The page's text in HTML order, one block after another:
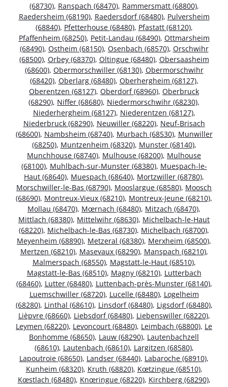
(68730), Ranspach (68470), Rammersmatt (68800),
Raedersheim (68190), Raedersdorf (68480), Pulversheim
(68840), Pfetterhouse (68480), Pfastatt (68120),
Pfaffenheim (68250), Petit-Landau (68490), Ottmarsheim
(68490), Ostheim (68150), Osenbach (68570), Orschwihr
(68500), Orbey (68370), Oltingue (68480), Obersaasheim
(68600), Obermorschwiller (68130), Obermorschwihr
(68420), Oberlarg (68480), Oberhergheim (68127),
Oberentzen (68127), Oberdorf (68960), Oberbruck
(68290), Niffer (68680), Niedermorschwihr (68230),
Niederhergheim (68127), Niederentzen (68127),
Niederbruck (68290), Neuwiller (68220), Neuf-Brisach
(68600), Nambsheim (68740), Murbach (68530), Munwiller
(68250), Muntzenheim (68320), Munster (68140),
Munchhouse (68740), Mulhouse (68200), Mulhouse
(68100), Muhlbach-sur-Munster (68380), Muespach-le-
Haut (68640), Muespach (68640), Mortzwiller (68780),
Morschwiller-le-Bas (68790), Mooslargue (68580), Moosch
(68690), Montreux-Vieux (68210), Montreux-Jeune (68210),
Mollau (68470), Mœrnach (68480), Mitzach (68470),
Mittlach (68380), Mittelwihr (68630), Michelbach-le-Haut
(68220), Michelbach-le-Bas (68730), Michelbach (68700),
Meyenheim (68890), Metzeral (68380), Merxheim (68500),
Mertzen (68210), Masevaux (68290), Manspach (68210),
Malmerspach (68550), Magstatt-le-Haut (68510),
Magstatt-le-Bas (68510), Magny (68210), Lutterbach
(68460), Lutter (68480), Luttenbach-près-Munster (68140),
Luemschwiller (68720), Lucelle (68480), Logelheim
(68280), Linthal (68610), Linsdorf (68480), Ligsdorf (68480),
Lièpvre (68660), Liebsdorf (68480), Liebenswiller (68220),
Leymen (68220), Levoncourt (68480), Leimbach (68800), Le
Bonhomme (68650), Lauw (68290), Lautenbachzell
(68610), Lautenbach (68610), Largitzen (68580),
Lapoutroie (68650), Landser (68440), Labaroche (68910),
Kunheim (68320), Kruth (68820), Kœtzingue (68510),
Kœstlach (68480), Knœringue (68220), Kirchberg (68290),